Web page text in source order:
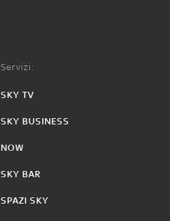
Servizi:
SKY TV
SKY BUSINESS
NOW
SKY BAR
SPAZI SKY